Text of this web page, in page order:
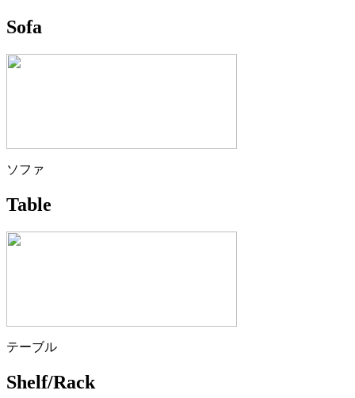
Sofa
ソファ
Table
テーブル
Shelf/Rack